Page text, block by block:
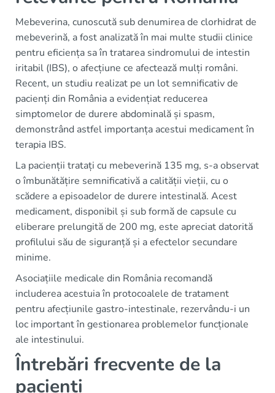
Mebeverina, cunoscută sub denumirea de clorhidrat de
mebeverină, a fost analizată în mai multe studii clinice
pentru eficiența sa în tratarea sindromului de intestin
iritabil (IBS), o afecțiune ce afectează mulți români.
Recent, un studiu realizat pe un lot semnificativ de
pacienți din România a evidențiat reducerea
simptomelor de durere abdominală și spasm,
demonstrând astfel importanța acestui medicament în
terapia IBS.
La pacienții tratați cu mebeverină 135 mg, s-a observat
o îmbunătățire semnificativă a calității vieții, cu o
scădere a episoadelor de durere intestinală. Acest
medicament, disponibil și sub formă de capsule cu
eliberare prelungită de 200 mg, este apreciat datorită
profilului său de siguranță și a efectelor secundare
minime.
Asociațiile medicale din România recomandă
includerea acestuia în protocoalele de tratament
pentru afecțiunile gastro-intestinale, rezervându-i un
loc important în gestionarea problemelor funcționale
ale intestinului.
Întrebări frecvente de la
pacienți